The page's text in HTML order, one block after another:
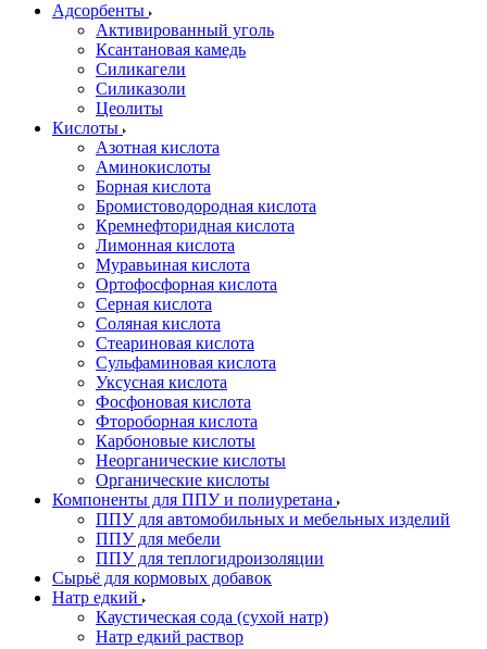
Адсорбенты
Активированный уголь
Ксантановая камедь
Силикагели
Силиказоли
Цеолиты
Кислоты
Азотная кислота
Аминокислоты
Борная кислота
Бромистоводородная кислота
Кремнефторидная кислота
Лимонная кислота
Муравьиная кислота
Ортофосфорная кислота
Серная кислота
Соляная кислота
Стеариновая кислота
Сульфаминовая кислота
Уксусная кислота
Фосфоновая кислота
Фтороборная кислота
Карбоновые кислоты
Неорганические кислоты
Органические кислоты
Компоненты для ППУ и полиуретана
ППУ для автомобильных и мебельных изделий
ППУ для мебели
ППУ для теплогидроизоляции
Сырьё для кормовых добавок
Натр едкий
Каустическая сода (сухой натр)
Натр едкий раствор